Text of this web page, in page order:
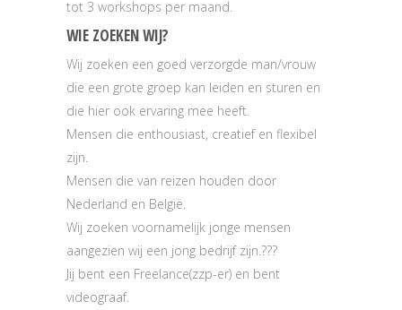
tot 3 workshops per maand.
WIE ZOEKEN WIJ?
Wij zoeken een goed verzorgde man/vrouw
die een grote groep kan leiden en sturen en
die hier ook ervaring mee heeft.
Mensen die enthousiast, creatief en flexibel
zijn.
Mensen die van reizen houden door
Nederland en België.
Wij zoeken voornamelijk jonge mensen
aangezien wij een jong bedrijf zijn.???
Jij bent een Freelance(zzp-er) en bent
videograaf.